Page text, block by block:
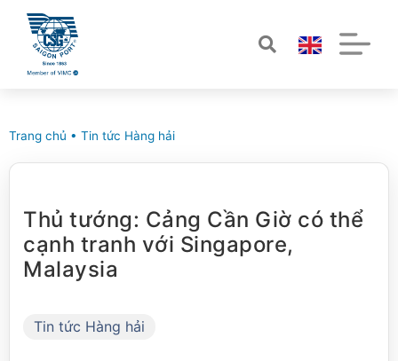
Trang chủ • Tin tức Hàng hải
Thủ tướng: Cảng Cần Giờ có thể
cạnh tranh với Singapore,
Malaysia
Tin tức Hàng hải